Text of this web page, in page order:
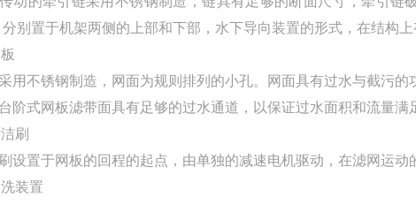
别置于机架两侧的上部和下部，水下导向装置的形式，在结构
用不锈钢制造，网面为规则排列的小孔。网面具有过水与截污的
阶式网板滤带面具有足够的过水通道，以保证过水面积和流量满
刷
设置于网板的回程的起点，由单独的减速电机驱动，在滤网运
装置